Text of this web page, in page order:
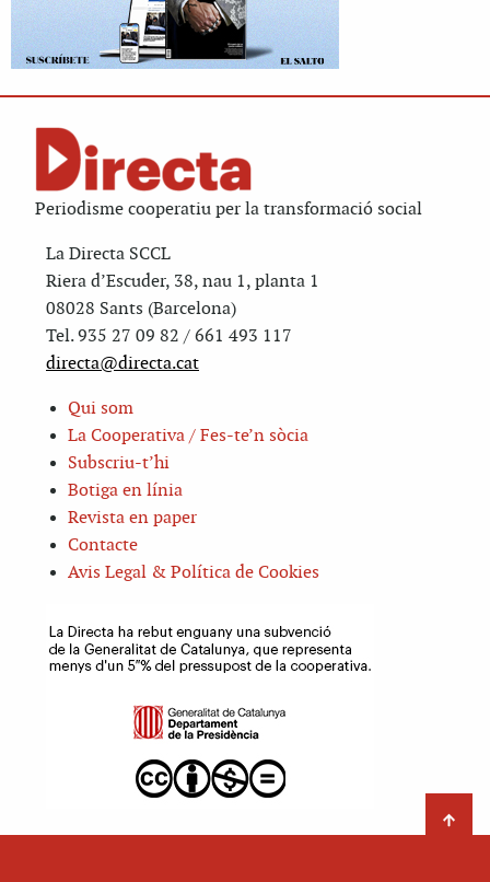
Periodisme cooperatiu per la transformació social
La Directa SCCL
Riera d’Escuder, 38, nau 1, planta 1
08028 Sants (Barcelona)
Tel. 935 27 09 82 / 661 493 117
directa@directa.cat
Qui som
La Cooperativa / Fes-te’n sòcia
Subscriu-t’hi
Botiga en línia
Revista en paper
Contacte
Avis Legal & Política de Cookies